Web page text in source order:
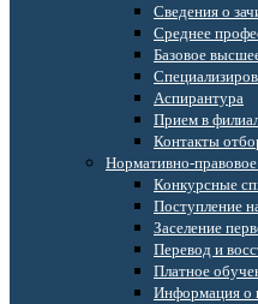
Сведения о
Среднее
Базовое
Аспирантура
Прием в
Контакты
Нормативно-
Конкурсные
Поступление
Заселение
Перевод и
Платное
Информация о